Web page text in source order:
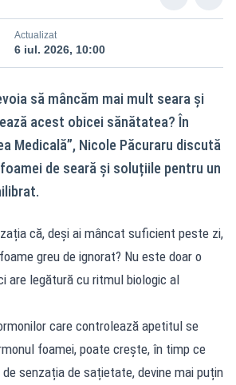
Actualizat
6 iul. 2026, 10:00
să mâncăm mai mult seara și
acest obicei sănătatea? În
Medicală”, Nicole Păcuraru discută
de seară și soluțiile pentru un
că, deși ai mâncat suficient peste zi,
greu de ignorat? Nu este doar o
are legătură cu ritmul biologic al
care controlează apetitul se
foamei, poate crește, în timp ce
senzația de sațietate, devine mai puțin